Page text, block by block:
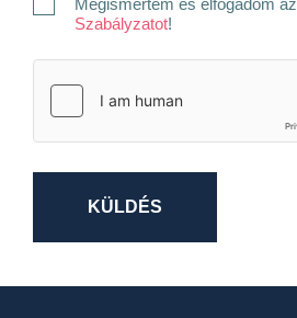
Megismertem és elfogadom az
Szabályzatot!
KÜLDÉS